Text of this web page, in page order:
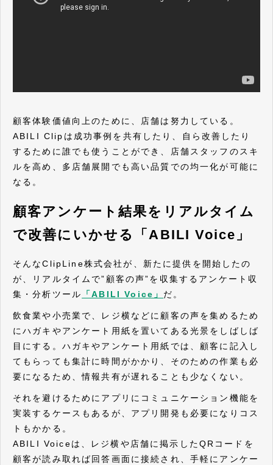
顧客体験価値向上のために、店舗は努力している。
ABILI Clipは成功事例を共有したり、自ら改善したり
するために誰でも使うことができ、店舗スタッフのスキ
ルを高め、多店舗展開でも高い品質での均一化が可能に
なる。
顧客アンケート結果をリアルタイム
で改善にいかせる「ABILI Voice」
そんなClipLine株式会社が、新たに提供を開始したの
が、リアルタイムで”顧客の声”を収集するアンケート収
集・分析ツール
「ABILI Voice」 だ。
飲食業や小売業で、レジ横などに顧客の声を集めるため
にハガキやアンケート用紙を置いてある光景をしばしば
目にする。ハガキやアンケート用紙では、顧客に記入し
てもらっても集計に時間がかかり、そのための作業も必
要になるため、情報共有が遅れることも少なくない。
それを避けるためにアプリにコミュニケーション機能を
実装するケースもあるが、アプリ開発も必要になりコス
トもかかる。
ABILI Voiceは、レジ横や店舗に掲示したQRコードを
顧客が読み取れば回答画面に接続され、手軽にアンケー